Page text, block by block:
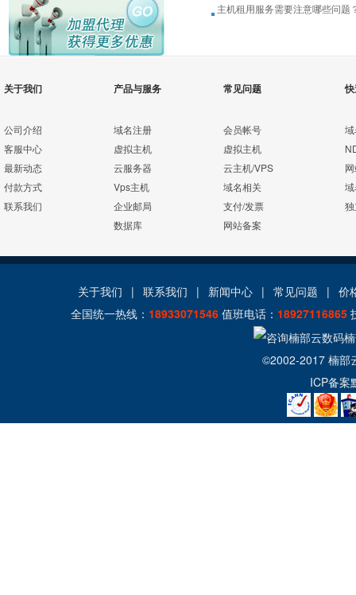
主机租用服务需要注意哪些问题
关于我们
公司介绍
客服中心
最新动态
付款方式
联系我们
产品与服务
域名注册
虚拟主机
云服务器
Vps主机
企业邮局
数据库
常见问题
会员帐号
虚拟主机
云主机/VPS
域名相关
支付/发票
网站备案
关于我们 | 联系我们 | 新闻中心 | 常见问题 | 价
全国统一热线： 18933071546 值班电话： 18927116865
©2002-2017楠部
ICP备案